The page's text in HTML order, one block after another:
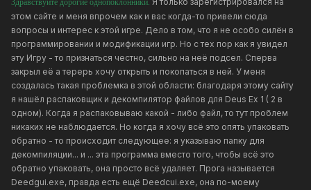
Здравствуйте дорогие однопоклонники.
этом сайте и меня впрочем как и вас когда-то привели сюда
вопросы и интерес к этой игре. Дело в том, что я не особо силён в
программировании и модификации игр. Но с тех пор как я увидел
эту Игру - то признаться честно, сильно на неё подсел. Сперва
закрыл её а терерь хочу открыть и покопаться в ней. У меня
создалась такая проблемка в этой области: благодаря этому сайту
я нашёл распаковщик и декомпилятор файлов для Deus Ex 1 ( 2 в
одном). Когда я распаковываю какой - либо файл, то тут проблем
никаких не наблюдается. Но когда я хочу всё это опять упаковать
обратно - то происходит следующее: я указываю папку для
декомпиляции... и ... эта программа вместо того, чтобы всё это
обратно упаковать, она просто всё удаляет. Прога называется
Deedgui.exe, правда есть ещё Deedcui.exe, она по-моему